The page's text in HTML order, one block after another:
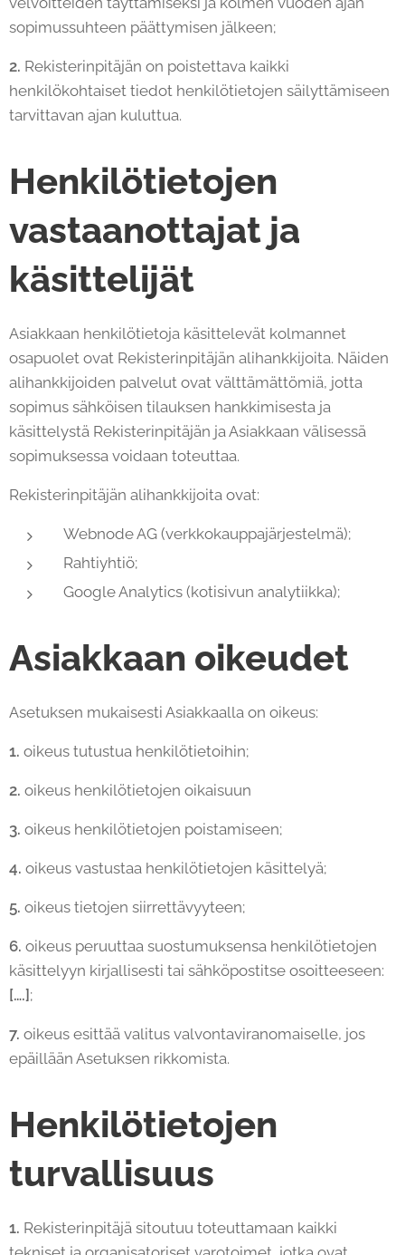
sopimussuhteen päättymisen jälkeen;
2. Rekisterinpitäjän on poistettava kaikki
henkilökohtaiset tiedot henkilötietojen säilyttämiseen
tarvittavan ajan kuluttua.
Henkilötietojen
vastaanottajat ja
käsittelijät
Asiakkaan henkilötietoja käsittelevät kolmannet
osapuolet ovat Rekisterinpitäjän alihankkijoita. Näiden
alihankkijoiden palvelut ovat välttämättömiä, jotta
sopimus sähköisen tilauksen hankkimisesta ja
käsittelystä Rekisterinpitäjän ja Asiakkaan välisessä
sopimuksessa voidaan toteuttaa.
Rekisterinpitäjän alihankkijoita ovat:
Webnode AG (verkkokauppajärjestelmä);
Rahtiyhtiö;
Google Analytics (kotisivun analytiikka);
Asiakkaan oikeudet
Asetuksen mukaisesti Asiakkaalla on oikeus:
1. oikeus tutustua henkilötietoihin;
2. oikeus henkilötietojen oikaisuun
3. oikeus henkilötietojen poistamiseen;
4. oikeus vastustaa henkilötietojen käsittelyä;
5. oikeus tietojen siirrettävyyteen;
6. oikeus peruuttaa suostumuksensa henkilötietojen
käsittelyyn kirjallisesti tai sähköpostitse osoitteeseen:
[….] ;
7. oikeus esittää valitus valvontaviranomaiselle, jos
epäillään Asetuksen rikkomista.
Henkilötietojen
turvallisuus
1. Rekisterinpitäjä sitoutuu toteuttamaan kaikki